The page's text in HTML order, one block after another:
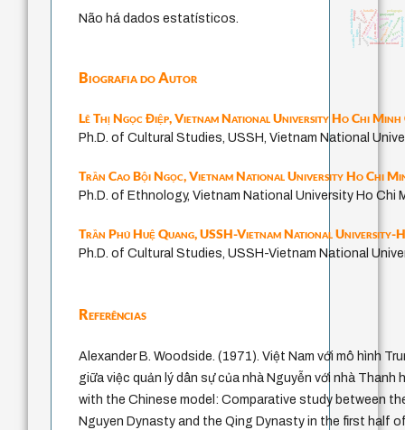
Não há dados estatísticos.
Biografia do Autor
Lê Thị Ngọc Điệp,Vietnam National University Ho Chi Minh
Ph.D. of Cultural Studies, USSH, Vietnam National
Trần Cao Bội Ngọc,Vietnam National University Ho Chi
Ph.D. of Ethnology, Vietnam National University Ho Chi
Trần Phú Huệ Quang,USSH-Vietnam National University-
Ph.D. of Cultural Studies, USSH-Vietnam National
Referências
Alexander B. Woodside. (1971). Việt Nam với mô hình
giữa việc quản lý dân sự của nhà Nguyễn với nhà Thanh
with the Chinese model: Comparative study between
Nguyen Dynasty and the Qing Dynasty in the first half
fundamentalismojacobi
protágoras
experiência temporalmetafísica do tempo
géneroidade
intolerância history of philosophy
identidade nacional
homem-medida j.c.m. neto
palavra
perdón
leyes
violencia guayaquil
logos
pedagogia
lei
desejo
sacrifício
não maleficência bataille
therapy
animais